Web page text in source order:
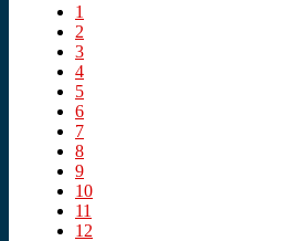
1
2
3
4
5
6
7
8
9
10
11
12